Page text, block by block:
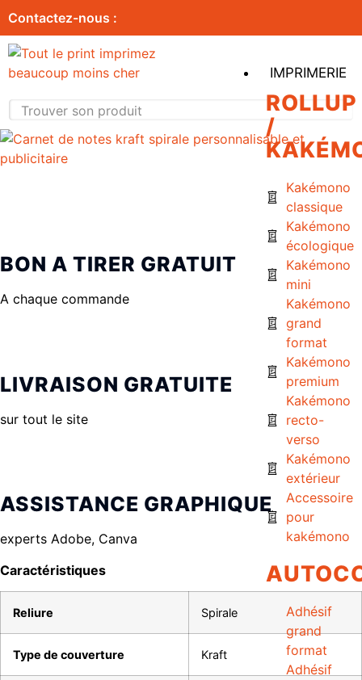
Contactez-nous :
IMPRIMERIE
ROLLUP
/
Kakémono
classique
Kakémono
écologique
Kakémono
mini
Kakémono
grand
format
Kakémono
premium
Kakémono
recto-
verso
Kakémono
extérieur
Accessoire
pour
kakémono
Adhésif
grand
format
Adhésif
BON A TIRER GRATUIT
A chaque commande
LIVRAISON GRATUITE
sur tout le site
ASSISTANCE GRAPHIQUE
experts Adobe, Canva
Caractéristiques
Reliure Spirale
Type de couverture Kraft